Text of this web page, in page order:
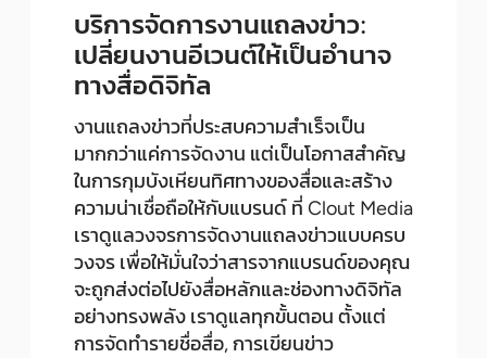
บริการจัดการงานแถลงข่าว:
เปลี่ยนงานอีเวนต์ให้เป็นอำนาจ
ทางสื่อดิจิทัล
งานแถลงข่าวที่ประสบความสำเร็จเป็น
มากกว่าแค่การจัดงาน แต่เป็นโอกาสสำคัญ
ในการกุมบังเหียนทิศทางของสื่อและสร้าง
ความน่าเชื่อถือให้กับแบรนด์ ที่ Clout Media
เราดูแลวงจรการจัดงานแถลงข่าวแบบครบ
วงจร เพื่อให้มั่นใจว่าสารจากแบรนด์ของคุณ
จะถูกส่งต่อไปยังสื่อหลักและช่องทางดิจิทัล
อย่างทรงพลัง เราดูแลทุกขั้นตอน ตั้งแต่
การจัดทำรายชื่อสื่อ, การเขียนข่าว